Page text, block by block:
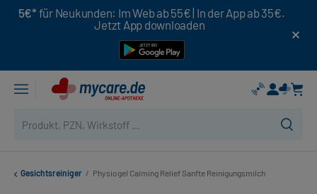
5€* für Neukunden: Im Web ab 55€ | In der App ab 35€.
Jetzt App downloaden
Gesichtsreiniger / Physiogel Calming Relief Sanfte Reinigungsmilch